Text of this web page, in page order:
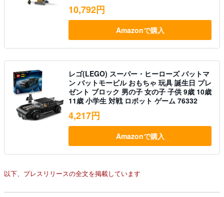
10,792円
Amazonで購入
レゴ(LEGO) スーパー・ヒーローズ バットマ
ン バットモービル おもちゃ 玩具 誕生日 プレ
ゼント ブロック 男の子 女の子 子供 9歳 10歳
11歳 小学生 対戦 ロボット ゲーム 76332
4,217円
Amazonで購入
以下、プレスリリースの全文を掲載しています